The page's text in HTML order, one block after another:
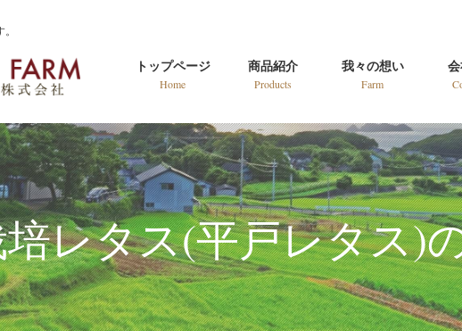
トップページ
Home
商品紹介
Products
我々の想い
Farm
レタス(平戸レタス)